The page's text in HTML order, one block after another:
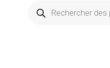
produits